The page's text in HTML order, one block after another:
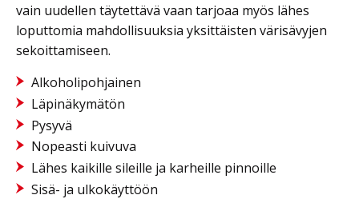
vain uudellen täytettävä vaan tarjoaa myös lähes
loputtomia mahdollisuuksia yksittäisten värisävyjen
sekoittamiseen.
Alkoholipohjainen
Läpinäkymätön
Pysyvä
Nopeasti kuivuva
Lähes kaikille sileille ja karheille pinnoille
Sisä- ja ulkokäyttöön